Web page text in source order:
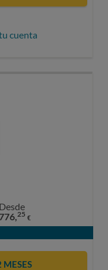
cuenta
Desde
776,25 €
MESES